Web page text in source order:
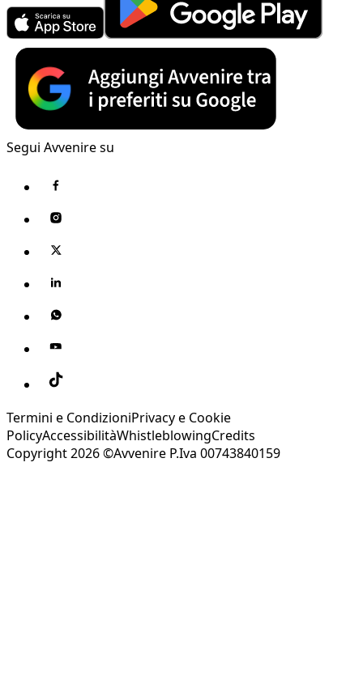
Segui Avvenire su
Termini e CondizioniPrivacy e Cookie
PolicyAccessibilitàWhistleblowingCredits
Copyright 2026 ©Avvenire P.Iva 00743840159